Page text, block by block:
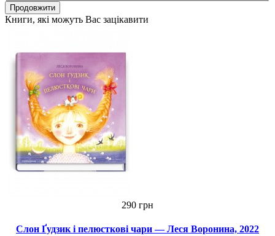
Продовжити
Книги, які можуть Вас зацікавити
290 грн
Слон Ґудзик і пелюсткові чари — Леся Воронина, 2022